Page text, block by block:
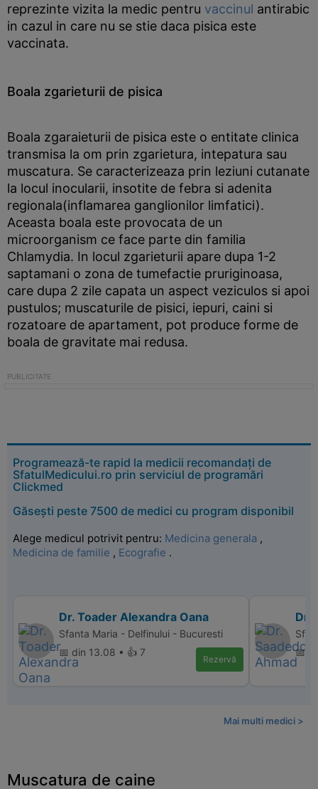
reprezinte vizita la medic pentru vaccinul antirabic
in cazul in care nu se stie daca pisica este
vaccinata.
Boala zgarieturii de pisica
Boala zgaraieturii de pisica este o entitate clinica
transmisa la om prin zgarietura, intepatura sau
muscatura. Se caracterizeaza prin leziuni cutanate
la locul inocularii, insotite de febra si adenita
regionala(inflamarea ganglionilor limfatici).
Aceasta boala este provocata de un
microorganism ce face parte din familia
Chlamydia. In locul zgarieturii apare dupa 1-2
saptamani o zona de tumefactie pruriginoasa,
care dupa 2 zile capata un aspect veziculos si apoi
pustulos; muscaturile de pisici, iepuri, caini si
rozatoare de apartament, pot produce forme de
boala de gravitate mai redusa.
Programează-te rapid la medicii recomandați de
SfatulMedicului.ro prin serviciul de programări
Clickmed
Găsești peste 7500 de medici cu program disponibil
Alege medicul potrivit pentru: Medicina generala ,
Medicina de familie , Ecografie .
Dr. Toader Alexandra Oana
Sfanta Maria - Delfinului - Bucuresti
📅 din 13.08 • 👍 7
Rezervă
Dr.
📅
Mai multi medici >
Muscatura de caine